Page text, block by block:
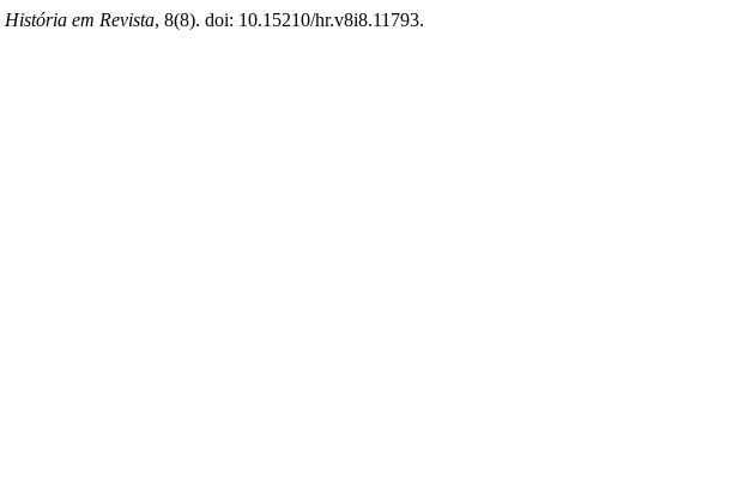
História em Revista, 8(8). doi: 10.15210/hr.v8i8.11793.